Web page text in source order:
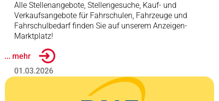
Alle Stellenangebote, Stellengesuche, Kauf- und
Verkaufsangebote für Fahrschulen, Fahrzeuge und
Fahrschulbedarf finden Sie auf unserem Anzeigen-
Marktplatz!
... mehr
01.03.2026